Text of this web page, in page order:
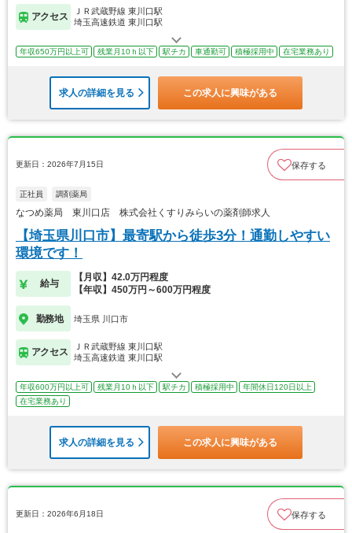
アクセス
ＪＲ武蔵野線 東川口駅
埼玉高速鉄道 東川口駅
年収650万円以上可 残業月10ｈ以下 駅チカ 車通勤可 積極採用中 在宅業務あり
求人の詳細を見る この求人に興味がある
更新日：2026年7月15日 保存する
正社員 調剤薬局
なつめ薬局 東川口店 株式会社くすりみらいの薬剤師求人
【埼玉県川口市】最寄駅から徒歩3分！通勤しやすい
環境です！
給与
【月収】42.0万円程度
【年収】450万円～600万円程度
勤務地 埼玉県 川口市
アクセス
ＪＲ武蔵野線 東川口駅
埼玉高速鉄道 東川口駅
年収600万円以上可 残業月10ｈ以下 駅チカ 積極採用中
年間休日120日以上
在宅業務あり
求人の詳細を見る この求人に興味がある
更新日：2026年6月18日 保存する